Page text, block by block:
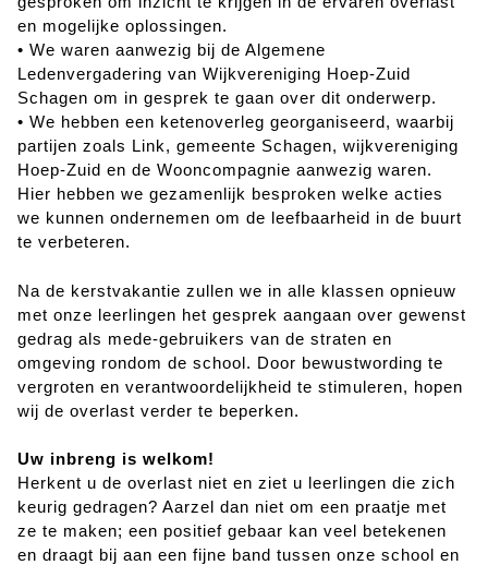
en mogelijke oplossingen.
• We waren aanwezig bij de Algemene
Ledenvergadering van Wijkvereniging Hoep-Zuid
Schagen om in gesprek te gaan over dit onderwerp.
• We hebben een ketenoverleg georganiseerd, waarbij
partijen zoals Link, gemeente Schagen, wijkvereniging
Hoep-Zuid en de Wooncompagnie aanwezig waren.
Hier hebben we gezamenlijk besproken welke acties
we kunnen ondernemen om de leefbaarheid in de buurt
te verbeteren.
Na de kerstvakantie zullen we in alle klassen opnieuw
met onze leerlingen het gesprek aangaan over gewenst
gedrag als mede-gebruikers van de straten en
omgeving rondom de school. Door bewustwording te
vergroten en verantwoordelijkheid te stimuleren, hopen
wij de overlast verder te beperken.
Uw inbreng is welkom!
Herkent u de overlast niet en ziet u leerlingen die zich
keurig gedragen? Aarzel dan niet om een praatje met
ze te maken; een positief gebaar kan veel betekenen
en draagt bij aan een fijne band tussen onze school en